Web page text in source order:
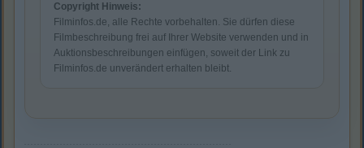
Copyright Hinweis:
Filminfos.de, alle Rechte vorbehalten. Sie dürfen diese
Filmbeschreibung frei auf Ihrer Website verwenden und in
Auktionsbeschreibungen einfügen, soweit der Link zu
Filminfos.de unverändert erhalten bleibt.